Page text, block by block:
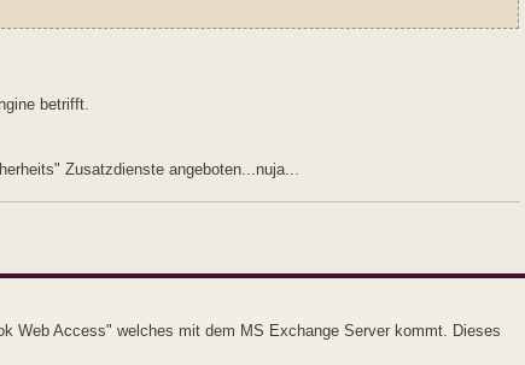
betrifft.
Zusatzdienste angeboten...nuja...
Web Access" welches mit dem MS Exchange Server kommt. Dieses